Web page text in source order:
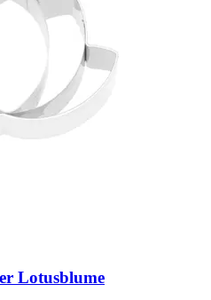
Lotusblume